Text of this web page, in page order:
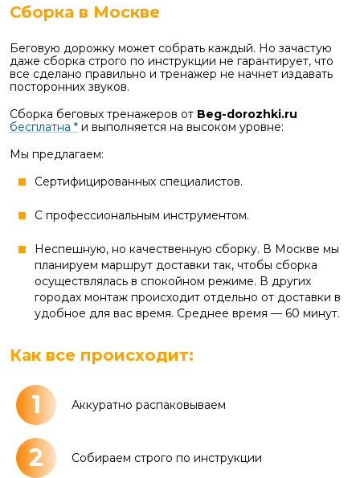
Сборка в Москве
Беговую дорожку может собрать каждый. Но зачастую
даже сборка строго по инструкции не гарантирует, что
все сделано правильно и тренажер не начнет издавать
посторонних звуков.
Сборка беговых тренажеров от Beg-dorozhki.ru
бесплатна * и выполняется на высоком уровне:
Мы предлагаем:
Сертифицированных специалистов.
С профессиональным инструментом.
Неспешную, но качественную сборку. В Москве мы
планируем маршрут доставки так, чтобы сборка
осуществлялась в спокойном режиме. В других
городах монтаж происходит отдельно от доставки в
удобное для вас время. Среднее время — 60 минут.
Как все происходит:
1 Аккуратно распаковываем
2 Собираем строго по инструкции